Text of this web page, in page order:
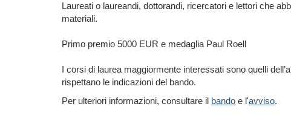
Laureati o laureandi, dottorandi, ricercatori e lettori che
materiali.
Primo premio 5000 EUR e medaglia Paul Roell
I corsi di laurea maggiormente interessati sono quelli
rispettano le indicazioni del bando.
Per ulteriori informazioni, consultare il bando e l'avviso.